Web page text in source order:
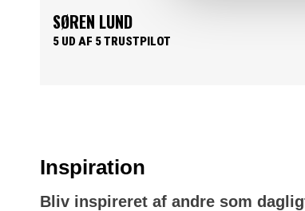
PER HOLLÆNDER
Inspiration
Bliv inspireret af andre som